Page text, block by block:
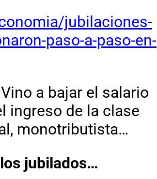
jubilaciones-
paso-a-paso-en-
a bajar el salario
ingreso de la clase
monotributista…
jubilados…